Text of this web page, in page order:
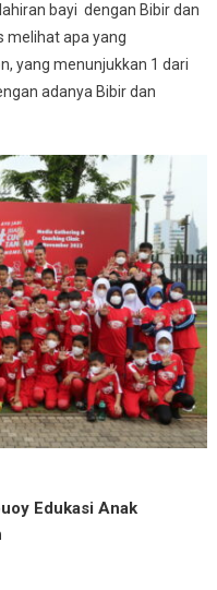
bayi dengan Bibir dan
melihat apa yang
yang menunjukkan 1 dari
adanya Bibir dan
Edukasi Anak